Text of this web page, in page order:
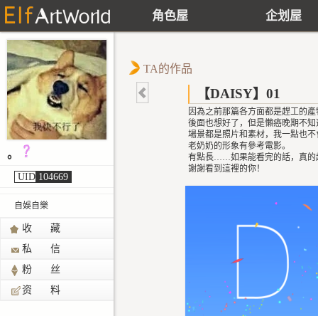
角色屋 企划屋
。
UID 104669
自娛自樂
收 藏
私 信
粉 丝
资 料
TA的作品
【DAISY】01
因為之前那篇各方面都是趕工的
後面也想好了，但是懶癌晚期
場景都是照片和素材，我一點也
老奶奶的形象有參考電影。
有點長……如果能看完的話，真的
謝謝看到這裡的你！